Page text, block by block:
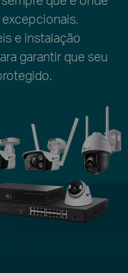
e instalação
garantir que seu